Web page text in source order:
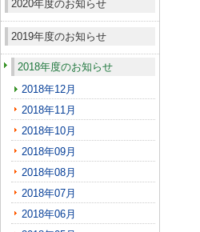
2020年度のお知らせ
2019年度のお知らせ
2018年度のお知らせ
2018年12月
2018年11月
2018年10月
2018年09月
2018年08月
2018年07月
2018年06月